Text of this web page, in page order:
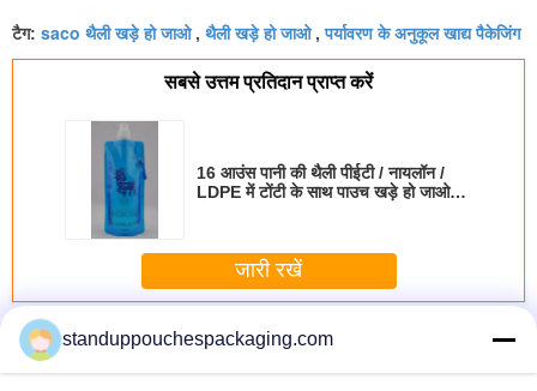
टैग: saco थैली खड़े हो जाओ, थैली खड़े हो जाओ,पर्यावरण के अनुकूल खाद्य पैकेजिंग
सबसे उत्तम प्रतिदान प्राप्त करें
16 आउंस पानी की थैली पीईटी / नायलॉन /
LDPE में टोंटी के साथ पाउच खड़े हो जाओ
जारी रखें
अधिकResealable खड़े हो जाओ पाउच
standuppouchespackaging.com